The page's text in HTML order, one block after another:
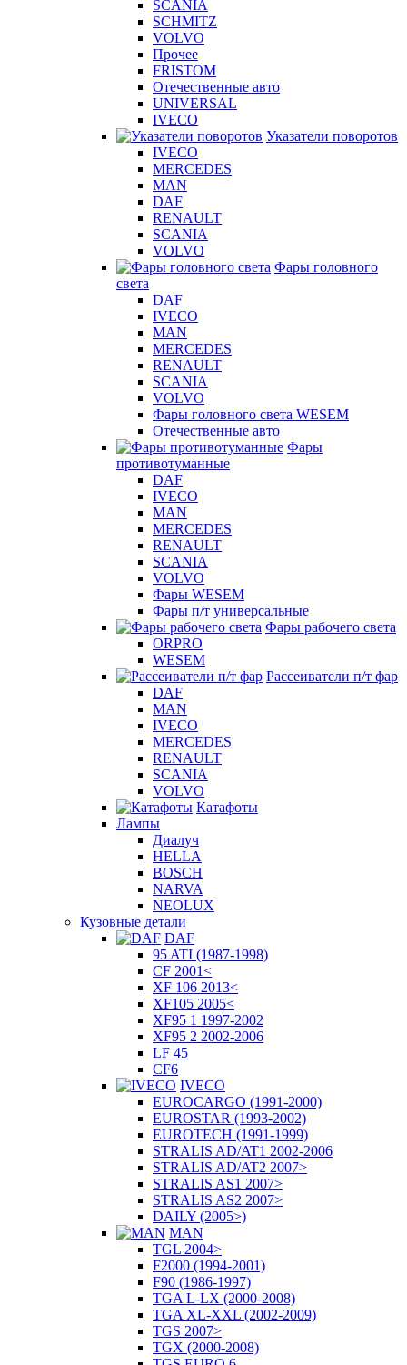
SCANIA
SCHMITZ
VOLVO
Прочее
FRISTOM
Отечественные авто
UNIVERSAL
IVECO
Указатели поворотов
IVECO
MERCEDES
MAN
DAF
RENAULT
SCANIA
VOLVO
Фары головного
света
DAF
IVECO
MAN
MERCEDES
RENAULT
SCANIA
VOLVO
Фары головного света WESEM
Отечественные авто
Фары
противотуманные
DAF
IVECO
MAN
MERCEDES
RENAULT
SCANIA
VOLVO
Фары WESEM
Фары п/т универсальные
Фары рабочего света
ORPRO
WESEM
Рассеиватели п/т фар
DAF
MAN
IVECO
MERCEDES
RENAULT
SCANIA
VOLVO
Катафоты
Лампы
Диалуч
HELLA
BOSCH
NARVA
NEOLUX
Кузовные детали
DAF
95 ATI (1987-1998)
CF 2001<
XF 106 2013<
XF105 2005<
XF95 1 1997-2002
XF95 2 2002-2006
LF 45
CF6
IVECO
EUROCARGO (1991-2000)
EUROSTAR (1993-2002)
EUROTECH (1991-1999)
STRALIS AD/AT1 2002-2006
STRALIS AD/AT2 2007>
STRALIS AS1 2007>
STRALIS AS2 2007>
DAILY (2005>)
MAN
TGL 2004>
F2000 (1994-2001)
F90 (1986-1997)
TGA L-LX (2000-2008)
TGA XL-XXL (2002-2009)
TGS 2007>
TGX (2000-2008)